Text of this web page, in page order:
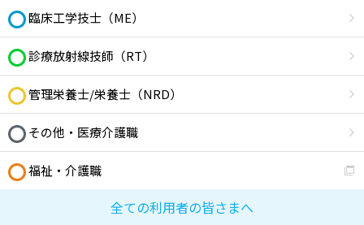
臨床工学技士（ME）
診療放射線技師（RT）
管理栄養士/栄養士（NRD）
その他・医療介護職
福祉・介護職
全ての利用者の皆さまへ